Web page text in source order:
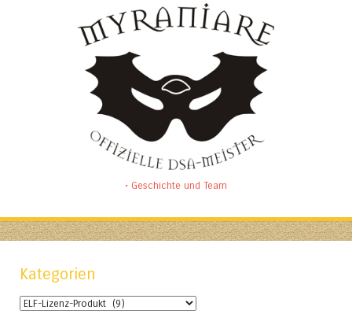
• Geschichte und Team
Kategorien
Kategorien